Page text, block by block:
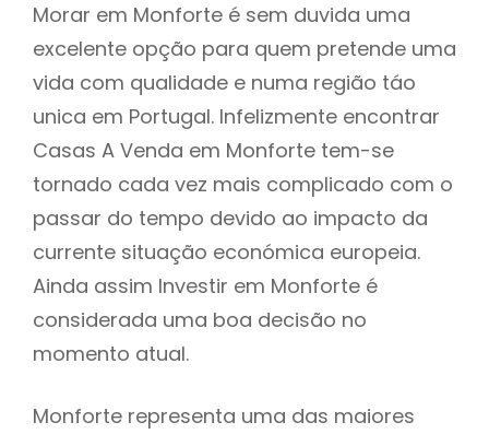
Morar em Monforte é sem duvida uma
excelente opção para quem pretende uma
vida com qualidade e numa região táo
unica em Portugal. Infelizmente encontrar
Casas A Venda em Monforte tem-se
tornado cada vez mais complicado com o
passar do tempo devido ao impacto da
currente situação económica europeia.
Ainda assim Investir em Monforte é
considerada uma boa decisão no
momento atual.
Monforte representa uma das maiores